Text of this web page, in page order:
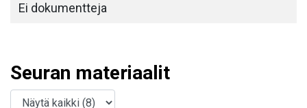
Ei dokumentteja
Seuran materiaalit